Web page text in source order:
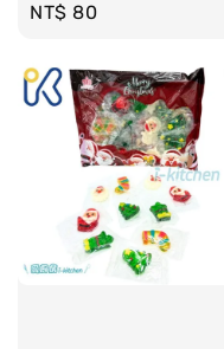
Regular
NT$ 80